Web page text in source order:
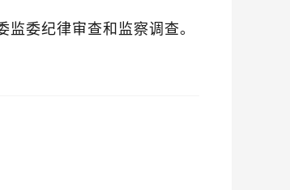
委纪律审查和监察调查。